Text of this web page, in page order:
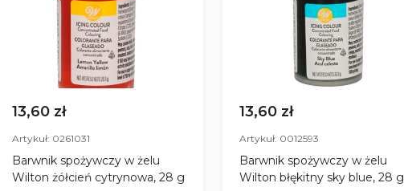
13,60 zł
Artykuł: 0261031
Barwnik spożywczy w żelu
Wilton żółcień cytrynowa, 28 g
13,60 zł
Artykuł: 0012593
Barwnik spożywczy w żelu
Wilton błękitny sky blue, 28 g